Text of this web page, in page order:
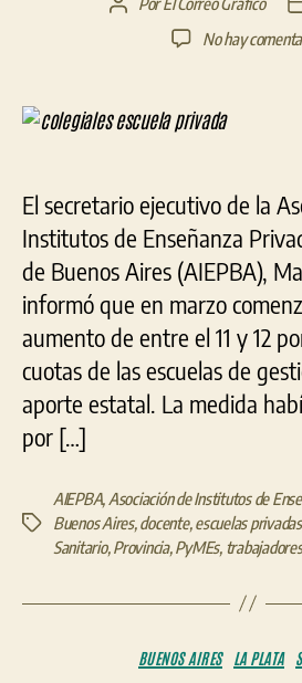
No hay
El secretario ejecutivo de la
Institutos de Enseñanza
de Buenos Aires (AIEPBA),
informó que en marzo
aumento de entre el 11 y 12
cuotas de las escuelas de
aporte estatal. La medida
por […]
Etiquetas
AIEPBA, Asociación de Institutos de
Buenos Aires, docente, escuelas privadas,
Sanitario, Provincia, PyMEs,
BUENOS AIRES LA PLATA